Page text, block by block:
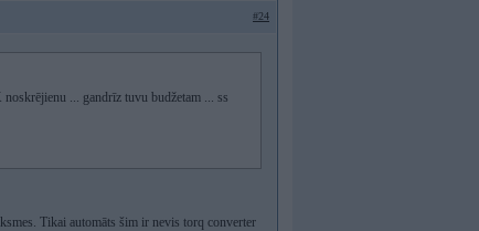
#24
noskrējienu ... gandrīz tuvu budžetam ... ss
Tikai automāts šim ir nevis torq converter